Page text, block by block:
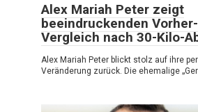
Alex Mariah Peter zeigt
beeindruckenden
Vergleich nach 30-Kilo-
Alex Mariah Peter blickt stolz auf ihre
Veränderung zurück. Die ehemalige